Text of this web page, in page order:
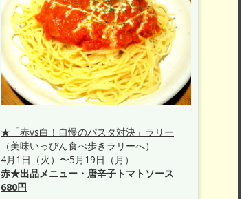
★「赤vs白！自慢のパスタ対決」ラリー
（美味いっぴん食べ歩きラリーへ）
4月1日（火）〜5月19日（月）
赤★出品メニュー・唐辛子トマトソース
680円